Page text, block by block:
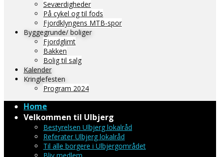
Seværdigheder
På cykel og til fods
Fjordklyngens MTB-spor
Byggegrunde/ boliger
Fjordglimt
Bakken
Bolig til salg
Kalender
Kringlefesten
Program 2024
Home
Velkommen til Ulbjerg
Bestyrelsen Ulbjerg lokalråd
Referater Ulbjerg lokalråd
Til alle borgere i Ulbjergområdet